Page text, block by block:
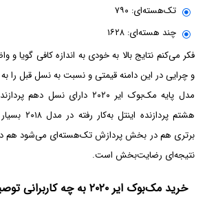
تک‌هسته‌ای: ۷۹۰
چند هسته‌ای: ۱۶۲۸
فکر می‌کنم نتایج بالا به خودی به اندازه کافی
و چرایی در این دامنه قیمتی و نسبت به نسل قبل را
مدل پایه مک‌بوک ایر ۲۰۲۰ دارای
هشتم
برتری هم در بخش پردازش تک‌هسته‌ای می‌شود هم
نتیجه‌ای رضایت‌بخش است.
خرید مک‌بوک ایر ۲۰۲۰ به چه کاربرانی توصیه می‌شود؟